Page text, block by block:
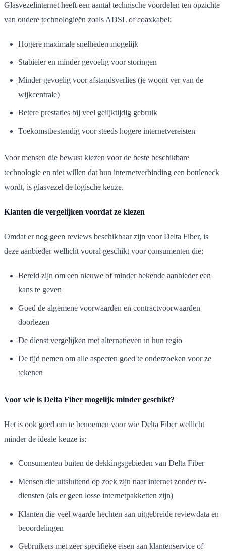
Glasvezelinternet heeft een aantal technische voordelen ten opzichte
van oudere technologieën zoals ADSL of coaxkabel:
Hogere maximale snelheden mogelijk
Stabieler en minder gevoelig voor storingen
Minder gevoelig voor afstandsverlies (je woont ver van de
wijkcentrale)
Betere prestaties bij veel gelijktijdig gebruik
Toekomstbestendig voor steeds hogere internetvereisten
Voor mensen die bewust kiezen voor de beste beschikbare
technologie en niet willen dat hun internetverbinding een bottleneck
wordt, is glasvezel de logische keuze.
Klanten die vergelijken voordat ze kiezen
Omdat er nog geen reviews beschikbaar zijn voor Delta Fiber, is
deze aanbieder wellicht vooral geschikt voor consumenten die:
Bereid zijn om een nieuwe of minder bekende aanbieder een
kans te geven
Goed de algemene voorwaarden en contractvoorwaarden
doorlezen
De dienst vergelijken met alternatieven in hun regio
De tijd nemen om alle aspecten goed te onderzoeken voor ze
tekenen
Voor wie is Delta Fiber mogelijk minder geschikt?
Het is ook goed om te benoemen voor wie Delta Fiber wellicht
minder de ideale keuze is:
Consumenten buiten de dekkingsgebieden van Delta Fiber
Mensen die uitsluitend op zoek zijn naar internet zonder tv-
diensten (als er geen losse internetpakketten zijn)
Klanten die veel waarde hechten aan uitgebreide reviewdata en
beoordelingen
Gebruikers met zeer specifieke eisen aan klantenservice of